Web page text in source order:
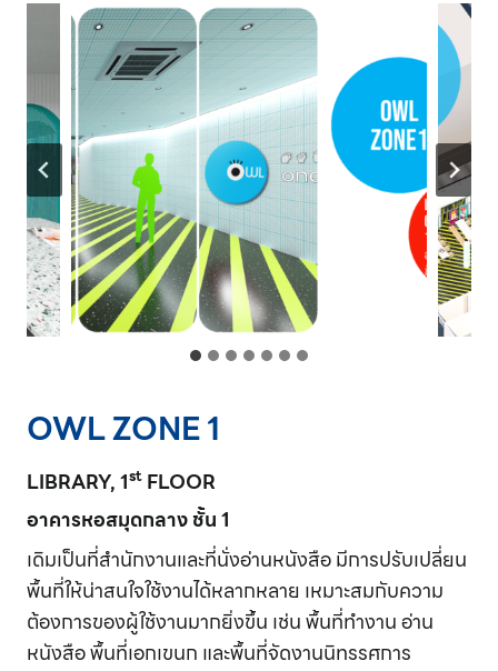
OWL ZONE 1
LIBRARY, 1st FLOOR
อาคารหอสมุดกลาง ชั้น 1
เดิมเป็นที่สำนักงานและที่นั่งอ่านหนังสือ มีการปรับเปลี่ยน
พื้นที่ให้น่าสนใจใช้งานได้หลากหลาย เหมาะสมกับความ
ต้องการของผู้ใช้งานมากยิ่งขึ้น เช่น พื้นที่ทำงาน อ่าน
หนังสือ พื้นที่เอกเขนก และพื้นที่จัดงานนิทรรศการ